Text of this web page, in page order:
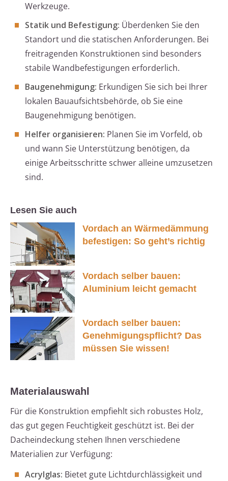
Werkzeuge.
Statik und Befestigung: Überdenken Sie den
Standort und die statischen Anforderungen. Bei
freitragenden Konstruktionen sind besonders
stabile Wandbefestigungen erforderlich.
Baugenehmigung: Erkundigen Sie sich bei Ihrer
lokalen Bauaufsichtsbehörde, ob Sie eine
Baugenehmigung benötigen.
Helfer organisieren: Planen Sie im Vorfeld, ob
und wann Sie Unterstützung benötigen, da
einige Arbeitsschritte schwer alleine umzusetzen
sind.
Lesen Sie auch
Vordach an Wärmedämmung
befestigen: So geht’s richtig
Vordach selber bauen:
Aluminium leicht gemacht
Vordach selber bauen:
Genehmigungspflicht? Das
müssen Sie wissen!
Materialauswahl
Für die Konstruktion empfiehlt sich robustes Holz,
das gut gegen Feuchtigkeit geschützt ist. Bei der
Dacheindeckung stehen Ihnen verschiedene
Materialien zur Verfügung:
Acrylglas: Bietet gute Lichtdurchlässigkeit und